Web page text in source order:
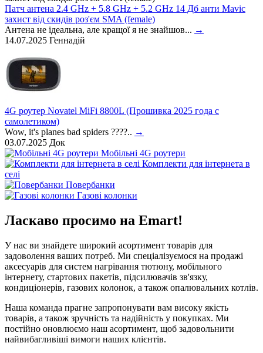
Патч антена 2.4 GHz + 5.8 GHz + 5.2 GHz 14 Дб анти Mavic
захист від скидів роз'єм SMA (female)
Антена не ідеальна, але кращої я не знайшов... →
14.07.2025 Геннадій
4G роутер Novatel MiFi 8800L (Прошивка 2025 года с
самолетиком)
Wow, it's planes bad spiders ????.. →
03.07.2025 Док
Мобільні 4G роутери
Комплекти для інтернета в
селі
Повербанки
Газові колонки
Ласкаво просимо на Emart!
У нас ви знайдете широкий асортимент товарів для
задоволення ваших потреб. Ми спеціалізуємося на продажі
аксесуарів для систем нагрівання тютюну, мобільного
інтернету, стартових пакетів, підсилювачів зв'язку,
кондиціонерів, газових колонок, а також опалювальних котлів.
Наша команда прагне запропонувати вам високу якість
товарів, а також зручність та надійність у покупках. Ми
постійно оновлюємо наш асортимент, щоб задовольнити
найвибагливіші вимоги наших клієнтів.